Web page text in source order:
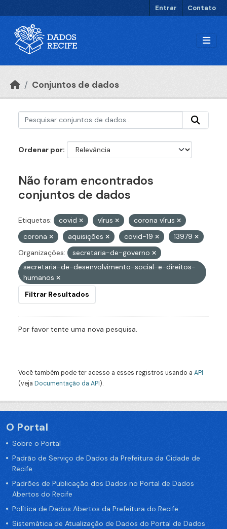
Entrar Contato
Conjuntos de dados
Ordenar por
Não foram encontrados
conjuntos de dados
Etiquetas: covid vírus
corona vírus
corona
aquisições covid-19
13979
Organizações:
secretaria-de-governo
secretaria-de-desenvolvimento-social-e-direitos-
humanos
Filtrar Resultados
Por favor tente uma nova pesquisa.
Você também pode ter acesso a esses registros usando a API
(veja Documentação da API).
O Portal
Sobre o Portal
Padrão de Serviço de Dados da Prefeitura da Cidade de
Recife
Padrões de Publicação dos Dados no Portal de Dados
Abertos do Recife
Política de Dados Abertos da Prefeitura do Recife
Sistemática de Atualização de Dados do Portal de Dados